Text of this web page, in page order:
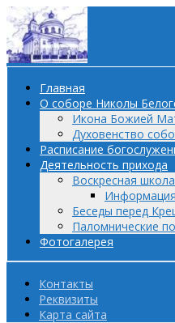
Главная
О соборе Николы
Икона Божией
Духовенство
Расписание
Деятельность прихода
Воскресная школа
Беседы перед
Паломнические
Фотогалерея
Контакты
Реквизиты
Карта сайта